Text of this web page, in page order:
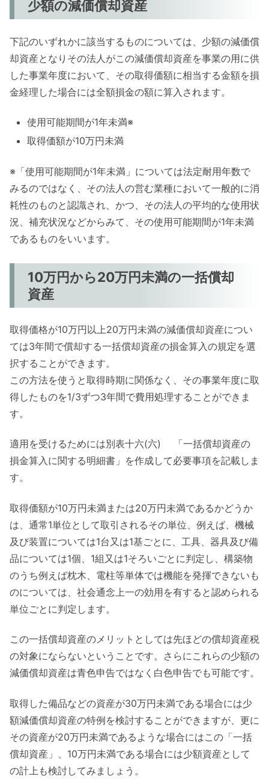
少額の減価償却資産
下記のいずれかに該当するものについては、少額の減価償
却資産となりその法人がこの減価償却資産を事業の用に供
した事業年度において、その取得価額に相当する金額を損
金経理した場合には全額損金の額に算入されます。
使用可能期間が1年未満※
取得価額が10万円未満
※「使用可能期間が1年未満」については法定耐用年数で
みるのではなく、その法人の営む業種において一般的に消
耗性のものと認識され、かつ、その法人の平均的な使用状
況、補充状況などからみて、その使用可能期間が1年未満
であるものをいいます。
10万円から20万円未満の一括償却
資産
取得価格が10万円以上20万円未満の減価償却資産につい
ては3年間で償却する一括償却資産の損金算入の規定を選
択することができます。
この方法を使うと取得時期に関係なく、その事業年度に取
得したものを1/3ずつ3年間で費用処理することができま
す。
適用を受けるためには別表十六(六) 「一括償却資産の
損金算入に関する明細書」を作成して必要事項を記載しま
す。
取得価額が10万円未満または20万円未満であるかどうか
は、通常1単位として取引されるその単位、例えば、機械
及び装置については1台又は1基ごとに、工具、器具及び備
品については1個、1組又は1そろいごとに判定し、構築物
のうち例えば枕木、電柱等単体では機能を発揮できないも
のについては、社会通念上一の効用を有すると認められる
単位ごとに判定します。
この一括償却資産のメリットとしては先ほどの償却資産税
の対象にならないということです。さらにこれらの少額の
減価償却資産は青色申告ではなく白色申告でも可能です。
取得した備品などの資産が30万円未満である場合には少
額減価償却資産の特例を検討することができますが、更に
その資産が20万円未満であるような場合にはこの「一括
償却資産」、10万円未満である場合には少額資産として
の計上も検討してみましょう。